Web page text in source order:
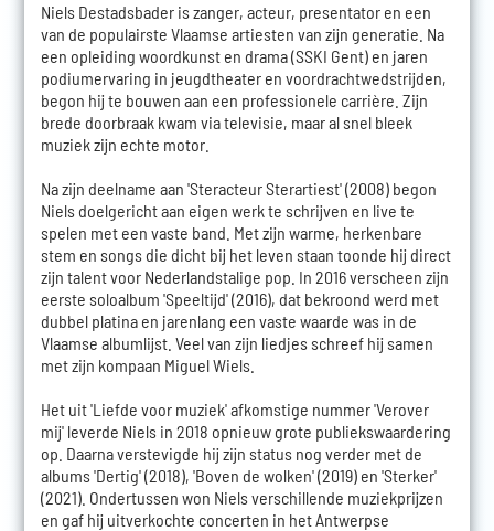
Niels Destadsbader is zanger, acteur, presentator en een
van de populairste Vlaamse artiesten van zijn generatie. Na
een opleiding woordkunst en drama (SSKI Gent) en jaren
podiumervaring in jeugdtheater en voordrachtwedstrijden,
begon hij te bouwen aan een professionele carrière. Zijn
brede doorbraak kwam via televisie, maar al snel bleek
muziek zijn echte motor.
Na zijn deelname aan 'Steracteur Sterartiest' (2008) begon
Niels doelgericht aan eigen werk te schrijven en live te
spelen met een vaste band. Met zijn warme, herkenbare
stem en songs die dicht bij het leven staan toonde hij direct
zijn talent voor Nederlandstalige pop. In 2016 verscheen zijn
eerste soloalbum 'Speeltijd' (2016), dat bekroond werd met
dubbel platina en jarenlang een vaste waarde was in de
Vlaamse albumlijst. Veel van zijn liedjes schreef hij samen
met zijn kompaan Miguel Wiels.
Het uit 'Liefde voor muziek' afkomstige nummer 'Verover
mij' leverde Niels in 2018 opnieuw grote publiekswaardering
op. Daarna verstevigde hij zijn status nog verder met de
albums 'Dertig' (2018), 'Boven de wolken' (2019) en 'Sterker'
(2021). Ondertussen won Niels verschillende muziekprijzen
en gaf hij uitverkochte concerten in het Antwerpse